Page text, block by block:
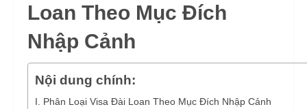
Loan Theo Mục Đích
Nhập Cảnh
Nội dung chính:
I. Phân Loại Visa Đài Loan Theo Mục Đích Nhập Cảnh